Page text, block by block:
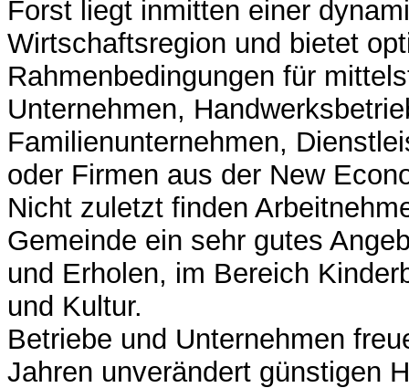
Forst liegt inmitten einer
Wirtschaftsregion und bietet
Rahmenbedingungen für
Unternehmen,
Familienunternehmen,
oder Firmen aus der New
Nicht zuletzt finden
Gemeinde ein sehr gutes
und Erholen, im Bereich
und Kultur.
Betriebe und Unternehmen
Jahren unverändert günstigen